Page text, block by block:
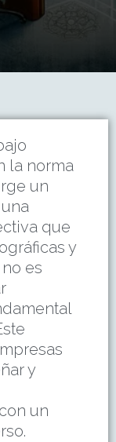
la norma
un
que
y
es
y
un